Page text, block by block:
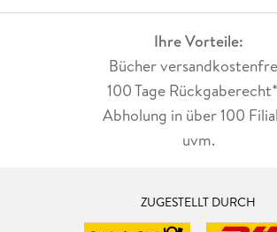
Ihre Vorteile:
Bücher
100 Tage
Abholung in über 100
uvm.
ZUGESTELLT DURCH